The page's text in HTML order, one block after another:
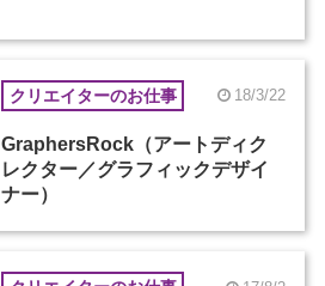
クリエイターのお仕事 18/3/22
GraphersRock（アートディク
レクター／グラフィックデザイ
ナー）